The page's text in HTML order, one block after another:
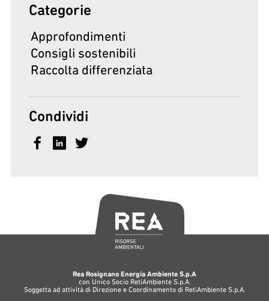
Categorie
Approfondimenti
Consigli sostenibili
Raccolta differenziata
Condividi
Rea Rosignano Energia Ambiente S.p.A
con Unico Socio RetiAmbiente S.p.A.
Soggetta ad attività di Direzione e Coordinamento di RetiAmbiente S.p.A.